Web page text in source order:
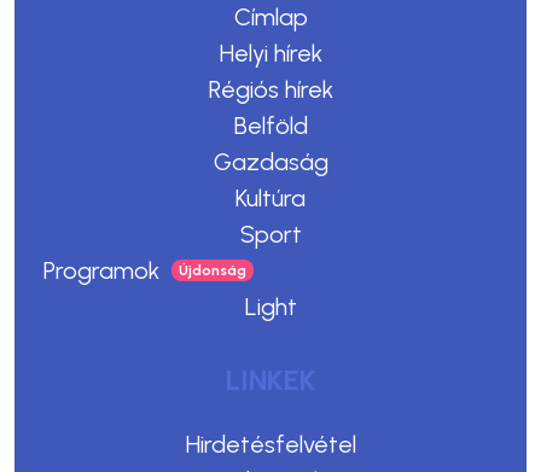
Címlap
Helyi hírek
Régiós hírek
Belföld
Gazdaság
Kultúra
Sport
Programok
Light
LINKEK
Hirdetésfelvétel